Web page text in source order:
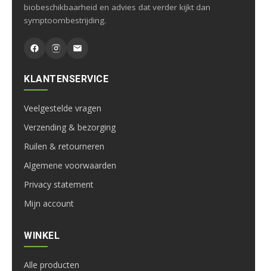
biobeschikbaarheid en advies dat verder kijkt dan
symptoombestrijding.
KLANTENSERVICE
Veelgestelde vragen
Verzending & bezorging
Ruilen & retourneren
Algemene voorwaarden
Privacy statement
Mijn account
WINKEL
Alle producten